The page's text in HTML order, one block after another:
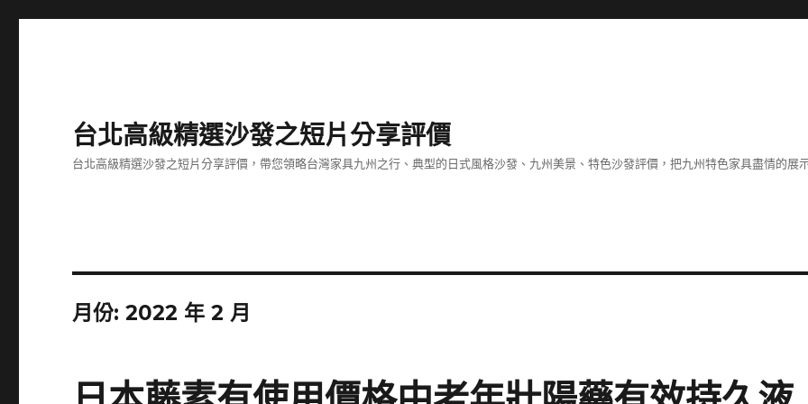
台北高級精選沙發之短片分享評價
台北高級精選沙發之短片分享評價，帶您領略台灣家具九州之行、典型的日式風格沙發、九州美景、特色沙發評價，把九州特色家具盡情的展
月份:2022 年 2 月